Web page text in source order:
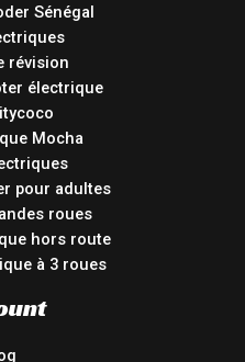
Sénégal
révision
électrique
Mocha
pour adultes
roues
hors route
à 3 roues